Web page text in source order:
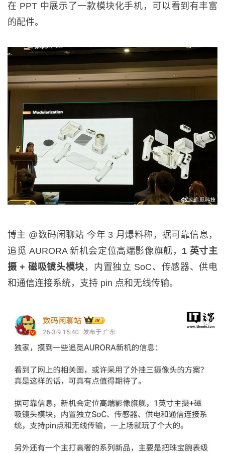
在 PPT 中展示了一款模块化手机，可以看到有丰富
的配件。
博主 @数码闲聊站 今年 3 月爆料称，据可靠信息，
追觅 AURORA 新机会定位高端影像旗舰， 1 英寸主
摄 + 磁吸镜头模块 ，内置独立 SoC、传感器、供电
和通信连接系统，支持 pin 点和无线传输。